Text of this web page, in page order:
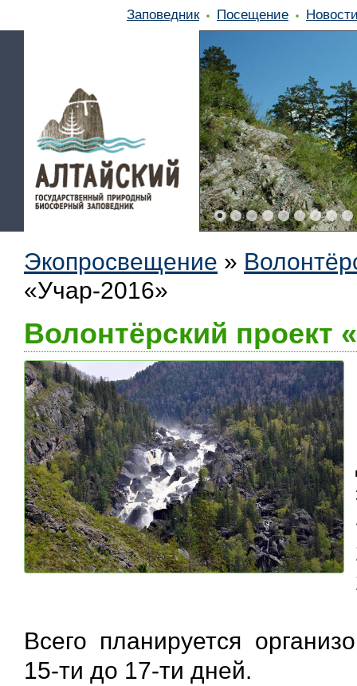
Заповедник Посещение
Экопросвещение »
«Учар-2016»
Волонтёрский проект
Всего планируется
15-ти до 17-ти дней.